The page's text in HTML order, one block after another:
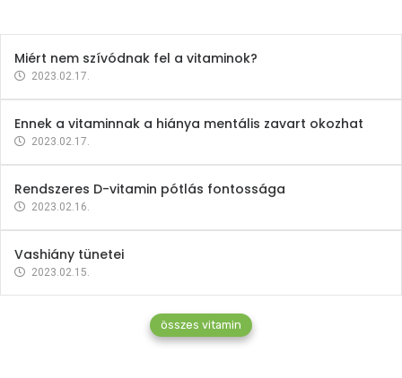
Miért nem szívódnak fel a vitaminok?
2023.02.17.
Ennek a vitaminnak a hiánya mentális zavart okozhat
2023.02.17.
Rendszeres D-vitamin pótlás fontossága
2023.02.16.
Vashiány tünetei
2023.02.15.
összes vitamin